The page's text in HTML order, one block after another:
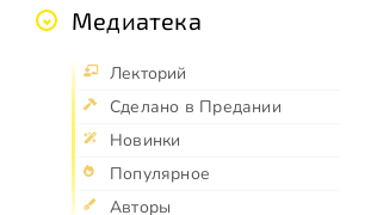
Медиатека
Лекторий
Сделано в Предании
Новинки
Популярное
Авторы